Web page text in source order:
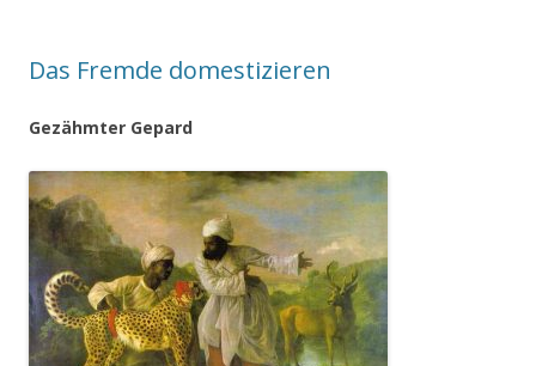
Das Fremde domestizieren
Gezähmter Gepard